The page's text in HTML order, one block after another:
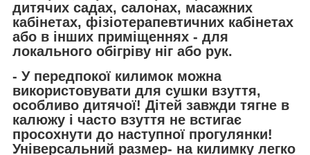
дитячих садах, салонах, масажних
кабінетах, фізіотерапевтичних кабінетах
або в інших приміщеннях - для
локального обігріву ніг або рук.
- У передпокої килимок можна
використовувати для сушки взуття,
особливо дитячої! Дітей завжди тягне в
калюжу і часто взуття не встигає
просохнути до наступної прогулянки!
Універсальний размер- на килимку легко